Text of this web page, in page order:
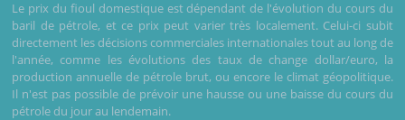
Le prix du fioul domestique est dépendant de l'évolution du cours du
baril de pétrole, et ce prix peut varier très localement. Celui-ci subit
directement les décisions commerciales internationales tout au long de
l'année, comme les évolutions des taux de change dollar/euro, la
production annuelle de pétrole brut, ou encore le climat géopolitique.
Il n'est pas possible de prévoir une hausse ou une baisse du cours du
pétrole du jour au lendemain.